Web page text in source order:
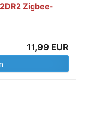
Zigbee-
11,99 EUR